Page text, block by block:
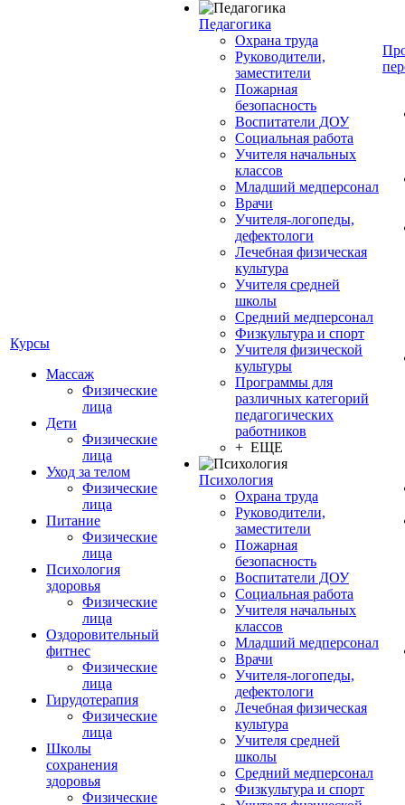
Курсы
Массаж
Физические
лица
Дети
Физические
лица
Уход за телом
Физические
лица
Питание
Физические
лица
Психология
здоровья
Физические
лица
Оздоровительный
фитнес
Физические
лица
Гирудотерапия
Физические
лица
Школы
сохранения
здоровья
Физические
Педагогика
Охрана труда
Руководители,
заместители
Пожарная
безопасность
Воспитатели ДОУ
Социальная работа
Учителя начальных
классов
Младший медперсонал
Врачи
Учителя-логопеды,
дефектологи
Лечебная физическая
культура
Учителя средней
школы
Средний медперсонал
Физкультура и спорт
Учителя физической
культуры
Программы для
различных категорий
педагогических
работников
+ ЕЩЕ
Психология
Охрана труда
Руководители,
заместители
Пожарная
безопасность
Воспитатели ДОУ
Социальная работа
Учителя начальных
классов
Младший медперсонал
Врачи
Учителя-логопеды,
дефектологи
Лечебная физическая
культура
Учителя средней
школы
Средний медперсонал
Физкультура и спорт